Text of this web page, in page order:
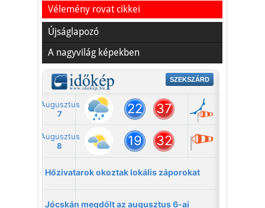
Vélemény rovat cikkei
Újságlapozó
A nagyvilág képekben